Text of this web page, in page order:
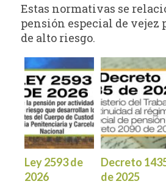
Estas normativas se
pensión especial de vejez
de alto riesgo.
Ley 2593 de
2026
Decreto
de 2025